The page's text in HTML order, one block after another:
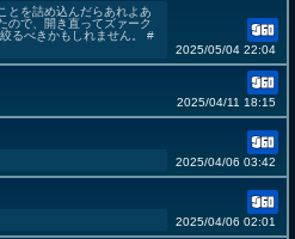
とを詰め込んだらあれよあ
ので、開き直ってズァーク
るべきかもしれません。 #
2025/05/04 22:04
2025/04/11 18:15
2025/04/06 03:42
2025/04/06 02:01